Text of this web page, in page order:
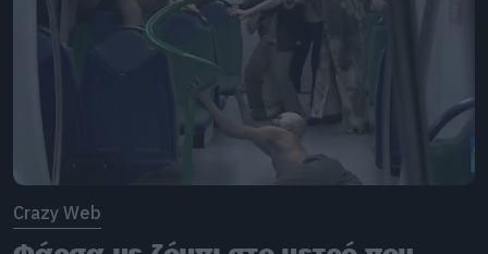
Crazy Web